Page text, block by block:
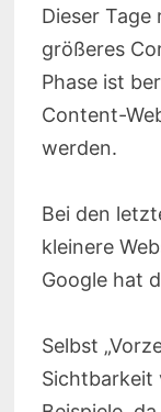
Dieser Tage
größeres
Phase ist
Content-
werden.
Bei den
kleinere
Google hat
Selbst
Sichtbarkeit